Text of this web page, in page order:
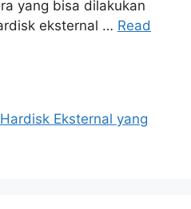
yang bisa dilakukan
eksternal … Read
Eksternal yang